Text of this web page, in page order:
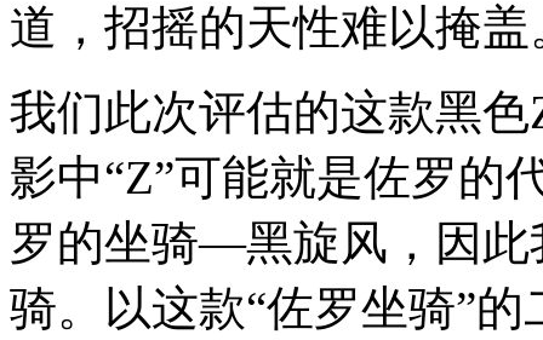
道，招摇的天性难以掩盖
我们此次评估的这款黑
影中“Z”可能就是佐罗的
罗的坐骑—黑旋风，因此
骑。以这款“佐罗坐骑”